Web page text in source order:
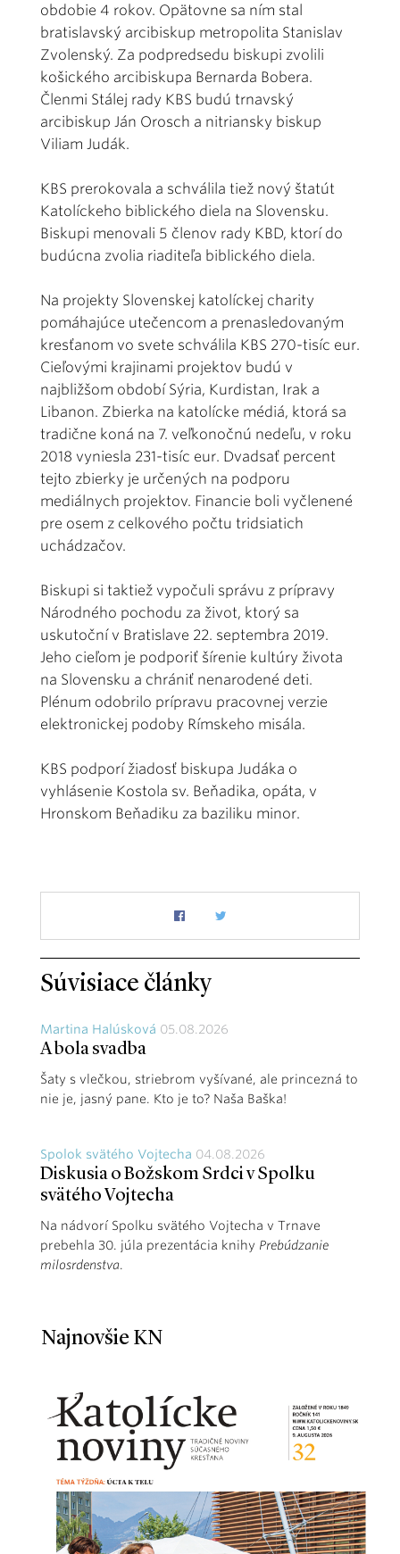
obdobie 4 rokov. Opätovne sa ním stal
bratislavský arcibiskup metropolita Stanislav
Zvolenský. Za podpredsedu biskupi zvolili
košického arcibiskupa Bernarda Bobera.
Členmi Stálej rady KBS budú trnavský
arcibiskup Ján Orosch a nitriansky biskup
Viliam Judák.
KBS prerokovala a schválila tiež nový štatút
Katolíckeho biblického diela na Slovensku.
Biskupi menovali 5 členov rady KBD, ktorí do
budúcna zvolia riaditeľa biblického diela.
Na projekty Slovenskej katolíckej charity
pomáhajúce utečencom a prenasledovaným
kresťanom vo svete schválila KBS 270-tisíc eur.
Cieľovými krajinami projektov budú v
najbližšom období Sýria, Kurdistan, Irak a
Libanon. Zbierka na katolícke médiá, ktorá sa
tradične koná na 7. veľkonočnú nedeľu, v roku
2018 vyniesla 231-tisíc eur. Dvadsať percent
tejto zbierky je určených na podporu
mediálnych projektov. Financie boli vyčlenené
pre osem z celkového počtu tridsiatich
uchádzačov.
Biskupi si taktiež vypočuli správu z prípravy
Národného pochodu za život, ktorý sa
uskutoční v Bratislave 22. septembra 2019.
Jeho cieľom je podporiť šírenie kultúry života
na Slovensku a chrániť nenarodené deti.
Plénum odobrilo prípravu pracovnej verzie
elektronickej podoby Rímskeho misála.
KBS podporí žiadosť biskupa Judáka o
vyhlásenie Kostola sv. Beňadika, opáta, v
Hronskom Beňadiku za baziliku minor.
Súvisiace články
Martina Halúsková 05.08.2026
A bola svadba
Šaty s vlečkou, striebrom vyšívané, ale princezná to
nie je, jasný pane. Kto je to? Naša Baška!
Spolok svätého Vojtecha 04.08.2026
Diskusia o Božskom Srdci v Spolku
svätého Vojtecha
Na nádvorí Spolku svätého Vojtecha v Trnave
prebehla 30. júla prezentácia knihy Prebúdzanie
milosrdenstva.
Najnovšie KN